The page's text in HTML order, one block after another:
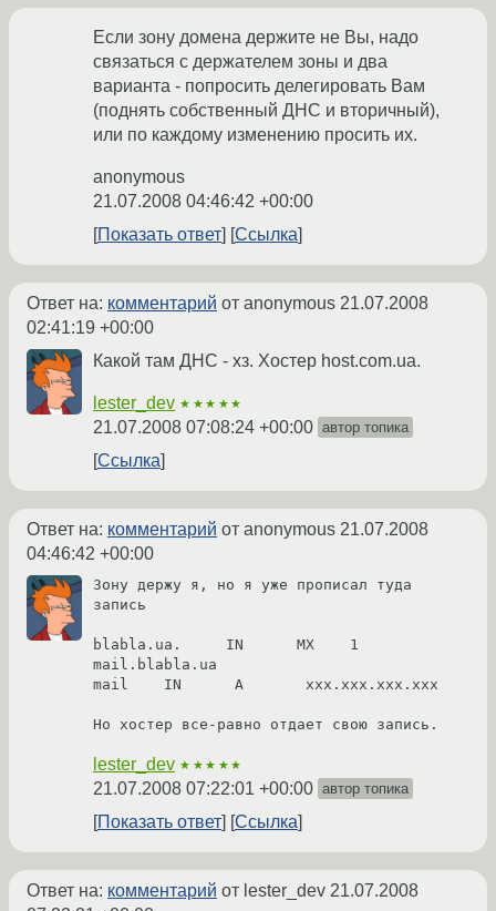
Если зону домена держите не Вы, надо
связаться с держателем зоны и два
варианта - попросить делегировать Вам
(поднять собственный ДНС и вторичный),
или по каждому изменению просить их.
anonymous
21.07.2008 04:46:42 +00:00
Показать ответ
Ссылка
Ответ на: комментарий от anonymous 21.07.2008
02:41:19 +00:00
Какой там ДНС - хз. Хостер host.com.ua.
lester_dev ★★★★★
21.07.2008 07:08:24 +00:00 автор топика
Ссылка
Ответ на: комментарий от anonymous 21.07.2008
04:46:42 +00:00
Зону держу я, но я уже прописал туда
запись
blabla.ua.     IN      MX    1
mail.blabla.ua
mail    IN      A       xxx.xxx.xxx.xxx
Но хостер все-равно отдает свою запись.
lester_dev ★★★★★
21.07.2008 07:22:01 +00:00 автор топика
Показать ответ Ссылка
Ответ на: комментарий от lester_dev 21.07.2008